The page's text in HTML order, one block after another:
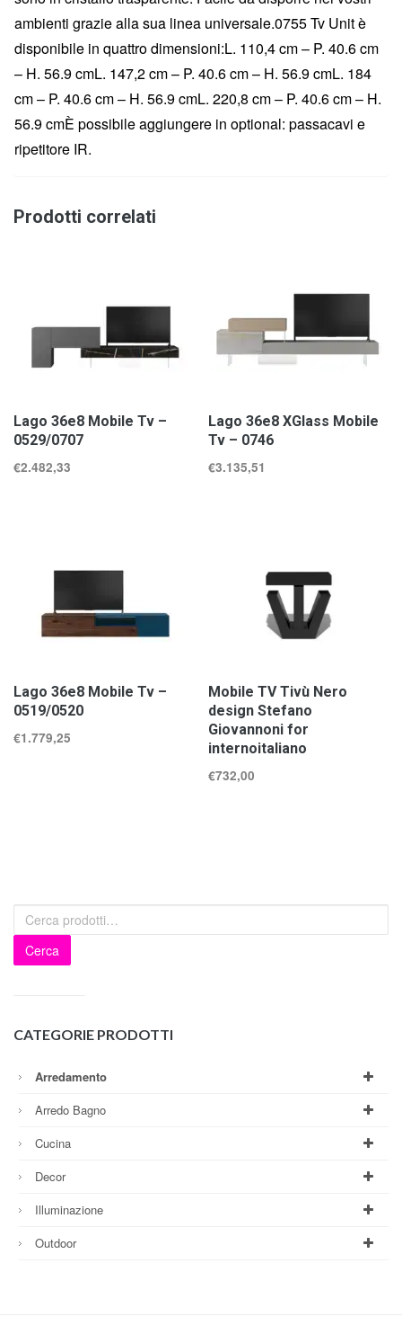
ambienti grazie alla sua linea universale.0755 Tv Unit è
disponibile in quattro dimensioni:L. 110,4 cm – P. 40.6 cm
– H. 56.9 cmL. 147,2 cm – P. 40.6 cm – H. 56.9 cmL. 184
cm – P. 40.6 cm – H. 56.9 cmL. 220,8 cm – P. 40.6 cm – H.
56.9 cmÈ possibile aggiungere in optional: passacavi e
ripetitore IR.
Prodotti correlati
Lago 36e8 Mobile Tv –
0529/0707
€2.482,33
Lago 36e8 XGlass Mobile
Tv – 0746
€3.135,51
Lago 36e8 Mobile Tv –
0519/0520
€1.779,25
Mobile TV Tivù Nero
design Stefano
Giovannoni for
internoitaliano
€732,00
Cerca
CATEGORIE PRODOTTI
Arredamento
Arredo Bagno
Cucina
Decor
Illuminazione
Outdoor